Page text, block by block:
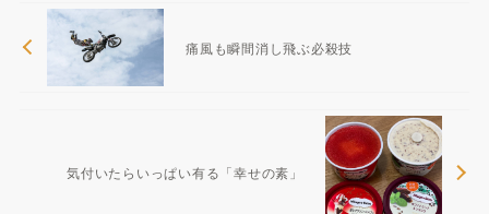
痛風も瞬間消し飛ぶ必殺技
気付いたらいっぱい有る「幸せの素」